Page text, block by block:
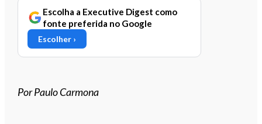
Escolha a Executive Digest como
fonte preferida no Google
Escolher ›
Por Paulo Carmona